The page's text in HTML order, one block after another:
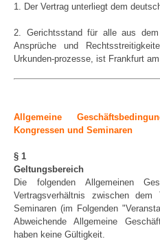
1. Der Vertrag unterliegt dem
2. Gerichtsstand für alle aus dem
Ansprüche und
Urkunden-prozesse, ist Frankfurt am
Allgemeine
Kongressen und Seminaren
§ 1
Geltungsbereich
Die folgenden Allgemeinen
Vertragsverhältnis zwischen
Seminaren (im Folgenden
Abweichende Allgemeine
haben keine Gültigkeit.